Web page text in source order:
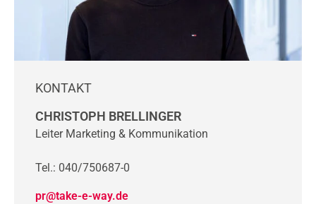
KONTAKT
CHRISTOPH BRELLINGER
Leiter Marketing & Kommunikation
Tel.: 040/750687-0
pr@take-e-way.de